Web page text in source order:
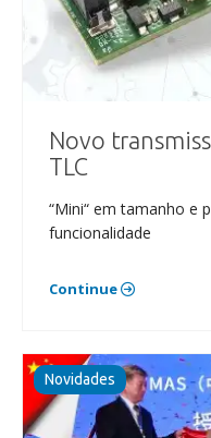
Novo
TLC
“Mini“ em tamanho e
funcionalidade
Continue
Novidades